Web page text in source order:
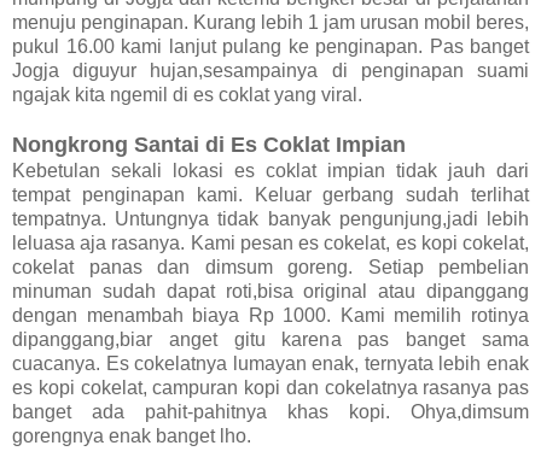
menuju penginapan. Kurang lebih 1 jam urusan mobil beres,
pukul 16.00 kami lanjut pulang ke penginapan. Pas banget
Jogja diguyur hujan,sesampainya di penginapan suami
ngajak kita ngemil di es coklat yang viral.
Nongkrong Santai di Es Coklat Impian
Kebetulan sekali lokasi es coklat impian tidak jauh dari
tempat penginapan kami. Keluar gerbang sudah terlihat
tempatnya. Untungnya tidak banyak pengunjung,jadi lebih
leluasa aja rasanya. Kami pesan es cokelat, es kopi cokelat,
cokelat panas dan dimsum goreng. Setiap pembelian
minuman sudah dapat roti,bisa original atau dipanggang
dengan menambah biaya Rp 1000. Kami memilih rotinya
dipanggang,biar anget gitu karena pas banget sama
cuacanya. Es cokelatnya lumayan enak, ternyata lebih enak
es kopi cokelat, campuran kopi dan cokelatnya rasanya pas
banget ada pahit-pahitnya khas kopi. Ohya,dimsum
gorengnya enak banget lho.